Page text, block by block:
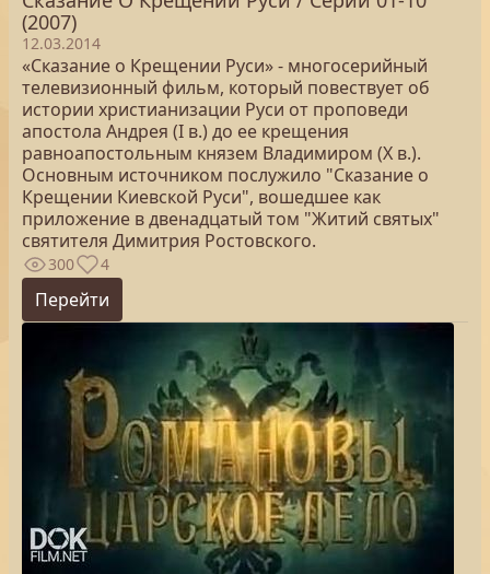
(2007)
12.03.2014
«Сказание о Крещении Руси» - многосерийный
телевизионный фильм, который повествует об
истории христианизации Руси от проповеди
апостола Андрея (I в.) до ее крещения
равноапостольным князем Владимиром (X в.).
Основным источником послужило "Сказание о
Крещении Киевской Руси", вошедшее как
приложение в двенадцатый том "Житий святых"
святителя Димитрия Ростовского.
300 4
Перейти